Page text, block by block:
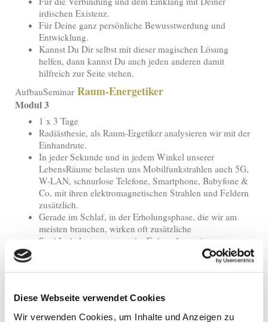
Diese Webseite verwendet Cookies
Wir verwenden Cookies, um Inhalte und Anzeigen zu
irdischen Existenz.
Für Deine ganz persönliche Bewusstwerdung und
Entwicklung.
Kannst Du Dir selbst mit dieser magischen Lösung
helfen, dann kannst Du auch jeden anderen damit
hilfreich zur Seite stehen.
AufbauSeminar Raum-Energetiker
Modul 3
1 x 3 Tage
Radiästhesie, als Raum-Ergetiker analysieren wir mit der
Einhandrute.
In jeder Sekunde und in jedem Winkel unserer
LebensRäume belasten uns Mobilfunkstrahlen auch 5G,
W-LAN, schnurlose Telefone, Smartphone, Babyfone &
Co, mit ihren elektromagnetischen Strahlen und Feldern
zusätzlich.
Gerade im Schlaf, in der Erholungsphase, die wir am
meisten brauchen, wirken oft zusätzliche
Strahlenbelastungen aus der Erde auf uns ein.
Verursacher dieser zusätzlichen feinstofflichen
Gesteinsverwerfungen, verschiedene Gitternetze usw.
der energetischen Strahlen- und Feld-Belastungen wie
Elektrosmog, Wasseradern, Erdstrahlen, Gitternetze und